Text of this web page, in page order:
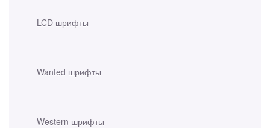
LCD шрифты
Wanted шрифты
Western шрифты